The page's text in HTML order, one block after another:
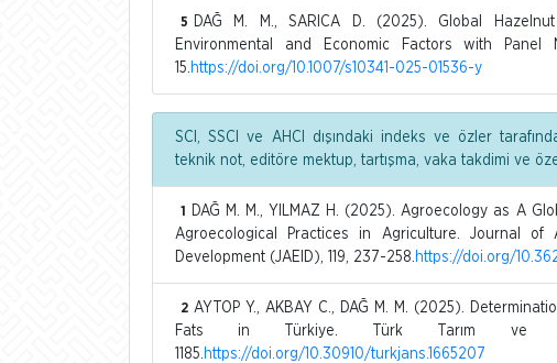
5
DAĞ M. M., SARICA D. (2025). Global
Environmental and Economic Factors with Panel
15. https://doi.org/10.1007/s10341-025-01536-y
SCI, SSCI ve AHCI dışındaki indeks ve özler
teknik not, editöre mektup, tartışma, vaka takdimi ve
1
DAĞ M. M., YILMAZ H. (2025). Agroecology as A
Agroecological Practices in Agriculture. Journal of
Development (JAEID), 119, 237-258. https://doi.org/
2 AYTOP Y., AKBAY C., DAĞ M. M. (2025).
Fats in Türkiye. Türk Tarım ve
1185. https://doi.org/10.30910/turkjans.1665207